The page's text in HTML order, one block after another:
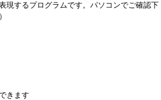
現するプログラムです。パソコンでご確認下
きます